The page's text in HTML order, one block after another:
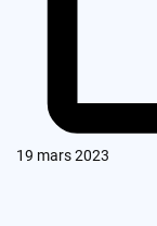
19 mars 2023